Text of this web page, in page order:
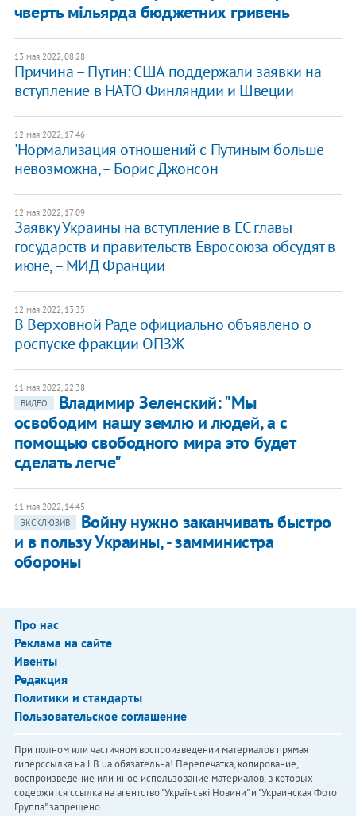
чверть мільярда бюджетних гривень
13 мая 2022, 08:28
Причина – Путин: США поддержали заявки на
вступление в НАТО Финляндии и Швеции
12 мая 2022, 17:46
'Нормализация отношений с Путиным больше
невозможна, – Борис Джонсон
12 мая 2022, 17:09
Заявку Украины на вступление в ЕС главы
государств и правительств Евросоюза обсудят в
июне, – МИД Франции
12 мая 2022, 13:35
В Верховной Раде официально объявлено о
роспуске фракции ОПЗЖ
11 мая 2022, 22:38
ВИДЕО
Владимир Зеленский: "Мы
освободим нашу землю и людей, а с
помощью свободного мира это будет
сделать легче"
11 мая 2022, 14:45
ЭКСКЛЮЗИВ
Войну нужно заканчивать быстро
и в пользу Украины, - замминистра
обороны
Про нас
Реклама на сайте
Ивенты
Редакция
Политики и стандарты
Пользовательское соглашение
При полном или частичном воспроизведении материалов прямая
гиперссылка на LB.ua обязательна! Перепечатка, копирование,
воспроизведение или иное использование материалов, в которых
содержится ссылка на агентство "Українськi Новини" и "Украинская Фото
Группа" запрещено.